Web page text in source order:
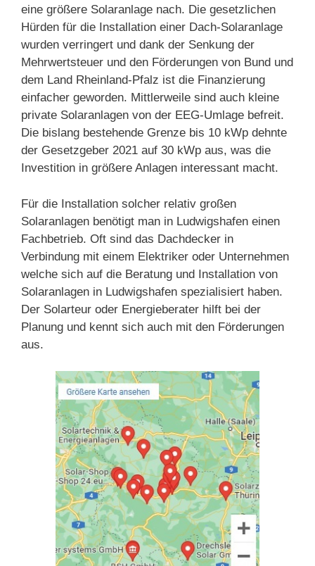
eine größere Solaranlage nach. Die gesetzlichen
Hürden für die Installation einer Dach-Solaranlage
wurden verringert und dank der Senkung der
Mehrwertsteuer und den Förderungen von Bund und
dem Land Rheinland-Pfalz ist die Finanzierung
einfacher geworden. Mittlerweile sind auch kleine
private Solaranlagen von der EEG-Umlage befreit.
Die bislang bestehende Grenze bis 10 kWp dehnte
der Gesetzgeber 2021 auf 30 kWp aus, was die
Investition in größere Anlagen interessant macht.
Für die Installation solcher relativ großen
Solaranlagen benötigt man in Ludwigshafen einen
Fachbetrieb. Oft sind das Dachdecker in
Verbindung mit einem Elektriker oder Unternehmen
welche sich auf die Beratung und Installation von
Solaranlagen in Ludwigshafen spezialisiert haben.
Der Solarteur oder Energieberater hilft bei der
Planung und kennt sich auch mit den Förderungen
aus.